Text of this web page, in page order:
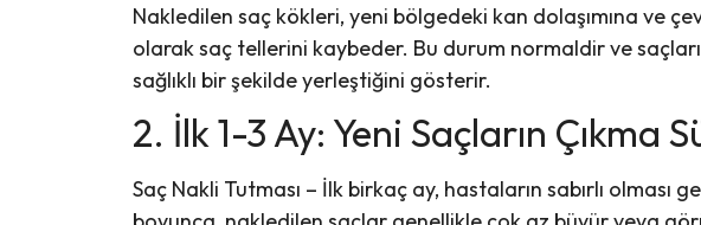
Nakledilen saç kökleri, yeni bölgedeki kan dolaşımına ve
olarak saç tellerini kaybeder. Bu durum normaldir ve
sağlıklı bir şekilde yerleştiğini gösterir.
2. İlk 1-3 Ay: Yeni Saçların Çıkma
Saç Nakli Tutması – İlk birkaç ay, hastaların sabırlı olması